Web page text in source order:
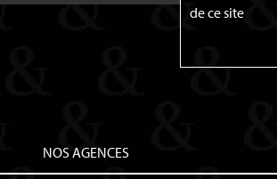
de ce site
NOS AGENCES